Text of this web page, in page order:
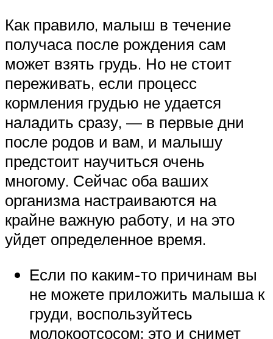
Как правило, малыш в течение
получаса после рождения сам
может взять грудь. Но не стоит
переживать, если процесс
кормления грудью не удается
наладить сразу, — в первые дни
после родов и вам, и малышу
предстоит научиться очень
многому. Сейчас оба ваших
организма настраиваются на
крайне важную работу, и на это
уйдет определенное время.
Если по каким-то причинам вы
не можете приложить малыша к
груди, воспользуйтесь
молокоотсосом: это и снимет